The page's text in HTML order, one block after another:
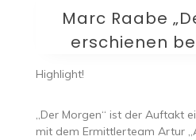
Marc Raabe
erschienen
Highlight!
„Der Morgen“ ist der Auftakt
mit dem Ermittlerteam Artur